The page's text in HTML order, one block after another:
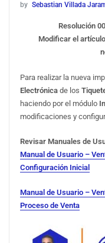
by Sebastian Villada
Resolución
Modificar el
Para realizar la nueva
Electrónicade los
haciendo por el módulo
modificaciones y
Revisar Manuales de
Manual de Usuario –
Configuración Inicial
Manual de Usuario –
Proceso de Venta